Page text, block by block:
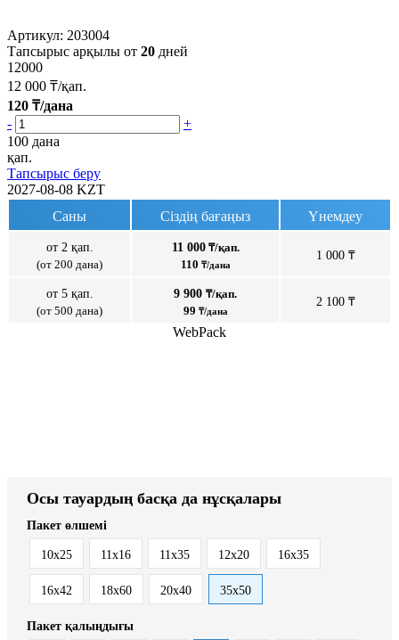
Артикул: 203004
Тапсырыс арқылы от 20 дней
12000
12 000 ₸/қап.
120 ₸/дана
-
+
100 дана
қап.
Тапсырыс беру
2027-08-08 KZT
Саны
Сіздің бағаңыз Үнемдеу
от 2 қап.
(от 200 дана)
11 000₸/қап.
110 ₸/дана
1 000 ₸
от 5 қап.
(от 500 дана)
9 900 ₸/қап.
99 ₸/дана
2 100 ₸
WebPack
Осы тауардың басқа да нұсқалары
Пакет өлшемі
10x25 11x16 11х35 12x20 16x35
16х42 18х60 20x40 35x50
Пакет қалыңдығы